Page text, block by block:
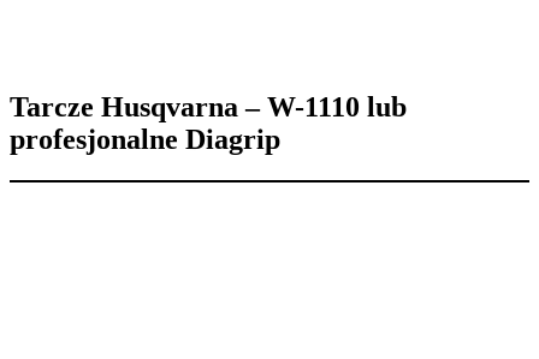
Tarcze Husqvarna – W-1110 lub
profesjonalne Diagrip